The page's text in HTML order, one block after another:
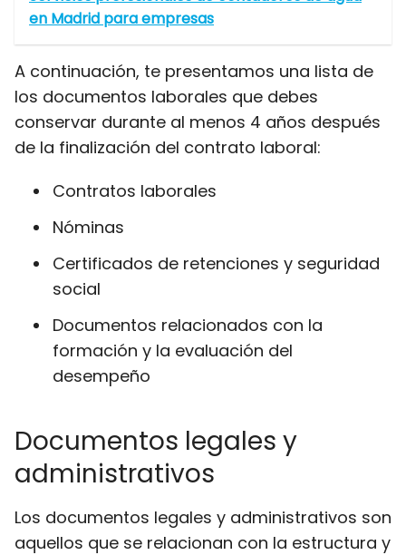
en Madrid para empresas
A continuación, te presentamos una lista de
los documentos laborales que debes
conservar durante al menos 4 años después
de la finalización del contrato laboral:
Contratos laborales
Nóminas
Certificados de retenciones y seguridad
social
Documentos relacionados con la
formación y la evaluación del
desempeño
Documentos legales y
administrativos
Los documentos legales y administrativos son
aquellos que se relacionan con la estructura y